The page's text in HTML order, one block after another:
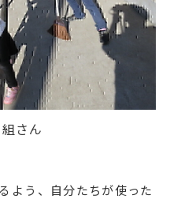
さん
よう、自分たちが使った